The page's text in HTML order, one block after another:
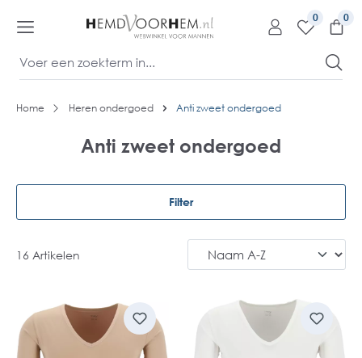
0
Home Heren ondergoed Anti zweet ondergoed
Anti zweet ondergoed
Filter
16 Artikelen